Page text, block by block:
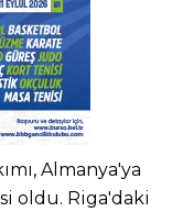
Almanya'ya
oldu. Riga'daki